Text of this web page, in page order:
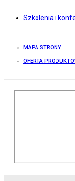
Szkolenia i
MAPA STRONY
OFERTA